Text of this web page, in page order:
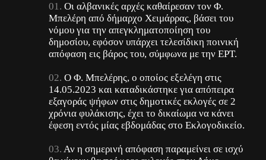
Οι αλβανικές αρχές καθαίρεσαν τον Φ.
Μπελέρη από δήμαρχο Χειμάρρας, βάσει του
νόμου για την απεγκληματοποίηση του
δημοσίου, εφόσον υπάρχει τελεσίδικη ποινική
απόφαση εις βάρος του, σύμφωνα με την ΕΡΤ.
Ο Φ. Μπελέρης, ο οποίος εξελέγη στις
14.05.2023 και καταδικάστηκε για απόπειρα
εξαγοράς ψήφων στις δημοτικές εκλογές σε 2
χρόνια φυλάκισης, έχει το δικαίωμα να κάνει
έφεση εντός μίας εβδομάδας στο Εκλογοδικείο.
Αν η σημερινή απόφαση παραμείνει σε ισχύ